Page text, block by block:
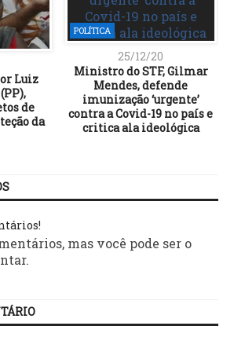
Luiz
de
da
POLÍTICA
25/12/20
Ministro do STF, Gilmar
Mendes, defende
imunização ‘urgente’
contra a Covid-19 no país e
critica ala ideológica
mas você pode ser o